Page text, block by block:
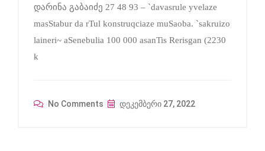
დარინა გაბაიძე 27 48 93 – `davasrule yvelaze
masStabur da rTul konstruqciaze muSaoba. `sakruizo
laineri~ aSenebulia 100 000 asanTis Rerisgan (2230
k
No Comments დეკემბერი 27, 2022